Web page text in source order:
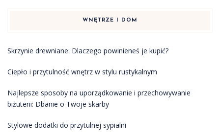
WNĘTRZE I DOM
Skrzynie drewniane: Dlaczego powinieneś je kupić?
Ciepło i przytulność wnętrz w stylu rustykalnym
Najlepsze sposoby na uporządkowanie i przechowywanie
biżuterii: Dbanie o Twoje skarby
Stylowe dodatki do przytulnej sypialni